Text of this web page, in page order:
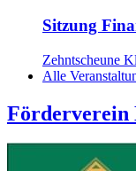
Sitzung
Zehntscheune
Alle
Förderverein